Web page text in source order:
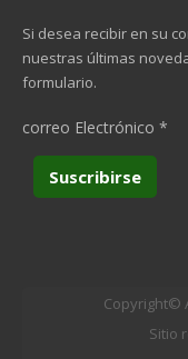
Si desea recibir en su
nuestras últimas
formulario.
correo Electrónico *
Copyright©
Sitio